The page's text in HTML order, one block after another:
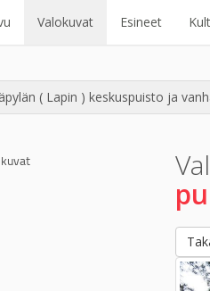
Valokuvat Esineet
( Lapin ) keskuspuisto ja